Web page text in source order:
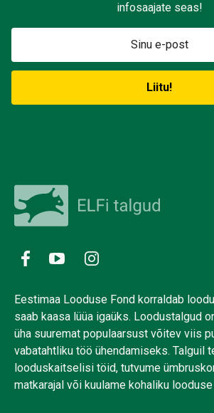
infosaajate seas!
Eestimaa Looduse Fond korraldab
saab kaasa lüüa igaüks. Loodustalgud
üha suuremat populaarsust võitev viis
vabatahtliku töö ühendamiseks. Talguil
looduskaitselisi töid, tutvume
matkarajal või kuulame kohaliku